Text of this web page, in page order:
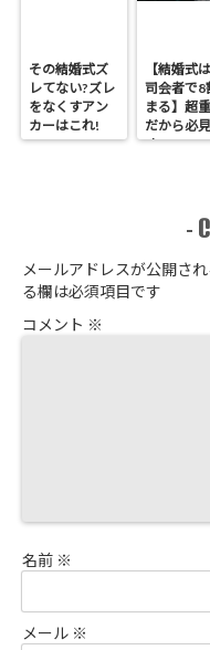
その結婚式ズ
レてない?ズレ
をなくすアン
カーはこれ!
【結婚式は
司会者で8
まる】超
だから必
す
-
メールアドレスが公開され
る欄は必須項目です
コメント ※
名前 ※
メール ※